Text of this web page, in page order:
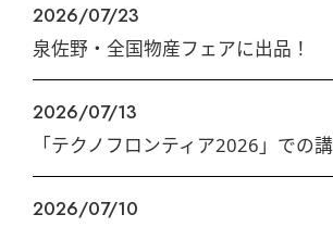
2026/07/23
泉佐野・全国物産フェアに出品！
2026/07/13
「テクノフロンティア2026」での
2026/07/10